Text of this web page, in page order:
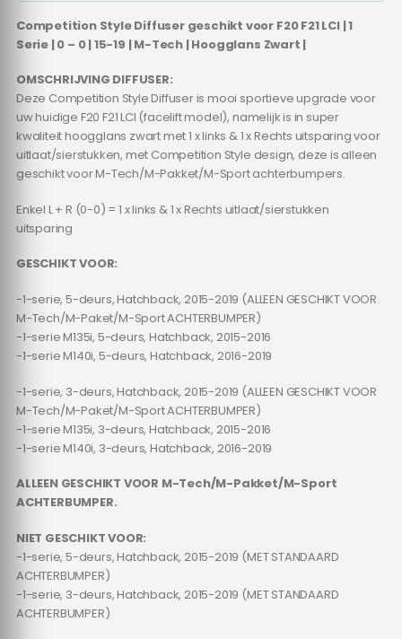
Competition Style Diffuser geschikt voor F20 F21 LCI | 1
Serie | 0 – 0 | 15-19 | M-Tech | Hoogglans Zwart |
OMSCHRIJVING DIFFUSER:
Deze Competition Style Diffuser is mooi sportieve upgrade voor
uw huidige F20 F21 LCI (facelift model), namelijk is in super
kwaliteit hoogglans zwart met 1 x links & 1 x Rechts uitsparing voor
uitlaat/sierstukken, met Competition Style design, deze is alleen
geschikt voor M-Tech/M-Pakket/M-Sport achterbumpers.
Enkel L + R (0-0) = 1 x links & 1 x Rechts uitlaat/sierstukken
uitsparing
GESCHIKT VOOR:
-1-serie, 5-deurs, Hatchback, 2015-2019 (ALLEEN GESCHIKT VOOR
M-Tech/M-Paket/M-Sport ACHTERBUMPER)
-1-serie M135i, 5-deurs, Hatchback, 2015-2016
-1-serie M140i, 5-deurs, Hatchback, 2016-2019
-1-serie, 3-deurs, Hatchback, 2015-2019 (ALLEEN GESCHIKT VOOR
M-Tech/M-Paket/M-Sport ACHTERBUMPER)
-1-serie M135i, 3-deurs, Hatchback, 2015-2016
-1-serie M140i, 3-deurs, Hatchback, 2016-2019
ALLEEN GESCHIKT VOOR M-Tech/M-Pakket/M-Sport
ACHTERBUMPER.
NIET GESCHIKT VOOR:
-1-serie, 5-deurs, Hatchback, 2015-2019 (MET STANDAARD
ACHTERBUMPER)
-1-serie, 3-deurs, Hatchback, 2015-2019 (MET STANDAARD
ACHTERBUMPER)